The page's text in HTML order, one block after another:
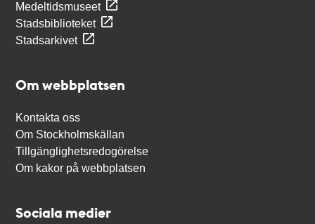
Medeltidsmuseet
Stadsbiblioteket
Stadsarkivet
Om webbplatsen
Kontakta oss
Om Stockholmskällan
Tillgänglighetsredogörelse
Om kakor på webbplatsen
Sociala medier